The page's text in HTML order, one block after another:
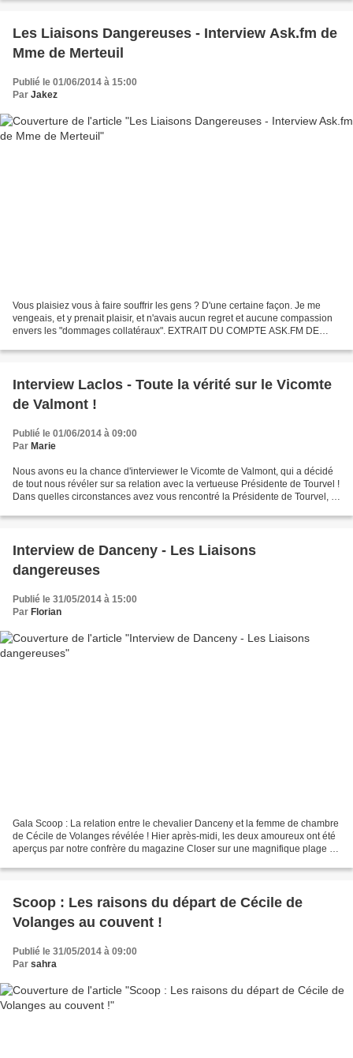
Les Liaisons Dangereuses - Interview Ask.fm de
Mme de Merteuil
Publié le 01/06/2014 à 15:00
Par Jakez
Vous plaisiez vous à faire souffrir les gens ? D'une certaine façon. Je me
vengeais, et y prenait plaisir, et n'avais aucun regret et aucune compassion
envers les "dommages collatéraux". EXTRAIT DU COMPTE ASK.FM DE
Interview Laclos - Toute la vérité sur le Vicomte
de Valmont !
Publié le 01/06/2014 à 09:00
Par Marie
Nous avons eu la chance d'interviewer le Vicomte de Valmont, qui a décidé
de tout nous révéler sur sa relation avec la vertueuse Présidente de Tourvel !
Dans quelles circonstances avez vous rencontré la Présidente de Tourvel, et
Interview de Danceny - Les Liaisons
dangereuses
Publié le 31/05/2014 à 15:00
Par Florian
Gala Scoop : La relation entre le chevalier Danceny et la femme de chambre
de Cécile de Volanges révélée ! Hier après-midi, les deux amoureux ont été
aperçus par notre confrère du magazine Closer sur une magnifique plage de
Scoop : Les raisons du départ de Cécile de
Volanges au couvent !
Publié le 31/05/2014 à 09:00
Par sahra